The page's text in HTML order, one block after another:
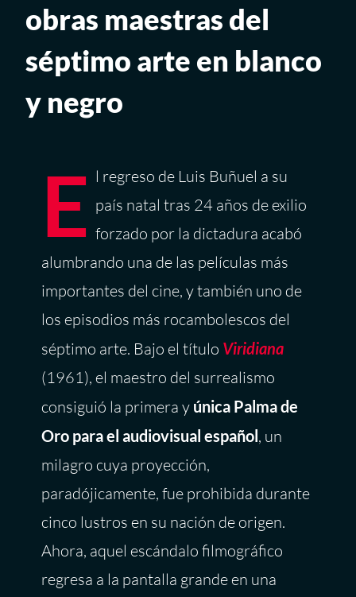
obras maestras del
séptimo arte en blanco
y negro
E l regreso de Luis Buñuel a su
país natal tras 24 años de exilio
forzado por la dictadura acabó
alumbrando una de las películas más
importantes del cine, y también uno de
los episodios más rocambolescos del
séptimo arte. Bajo el título Viridiana
(1961), el maestro del surrealismo
consiguió la primera y única Palma de
Oro para el audiovisual español, un
milagro cuya proyección,
paradójicamente, fue prohibida durante
cinco lustros en su nación de origen.
Ahora, aquel escándalo filmográfico
regresa a la pantalla grande en una